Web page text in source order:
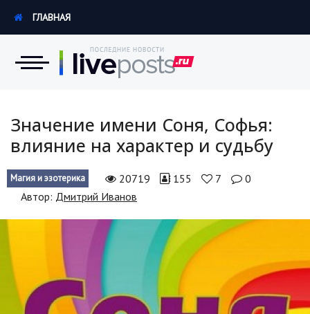
Экономика
Происшествия
Наука и техника
Политика
ГЛАВНАЯ
Значение имени Соня, Софья:
влияние на характер и судьбу
Магия и эзотерика 20719 155 7
0
Автор: Дмитрий Иванов